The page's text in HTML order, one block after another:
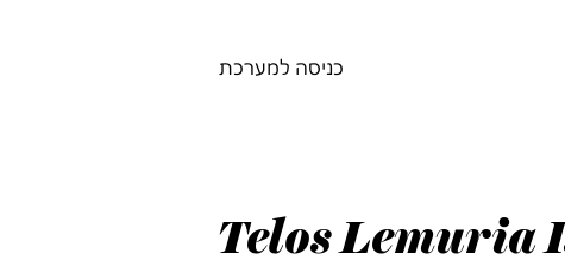
כניסה למערכת
Telos Lemuria